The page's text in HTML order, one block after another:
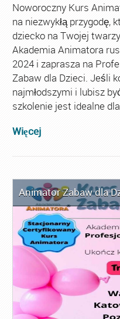
Noworoczny Kurs
na niezwykłą przygodę,
dziecko na Twojej
Akademia Animatora
2024 i zaprasza na
Zabaw dla Dzieci. Jeśli
najmłodszymi i lubisz
szkolenie jest idealne
Więcej
Animator Zabaw dla